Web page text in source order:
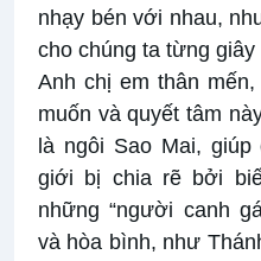
nhạy bén với nhau,
cho chúng ta từng giây
Anh chị em thân
muốn và quyết tâm
là ngôi Sao Mai,
giới bị chia rẽ bởi
những “người canh
và hòa bình, như